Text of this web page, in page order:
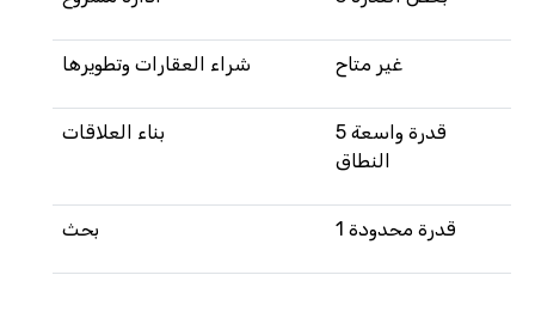
شراء العقارات وتطويرها غير متاح
بناء العلاقات
5 قدرة واسعة
النطاق
بحث 1 قدرة محدودة